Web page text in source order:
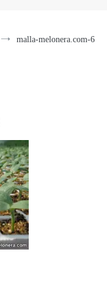
malla-melonera.com-6